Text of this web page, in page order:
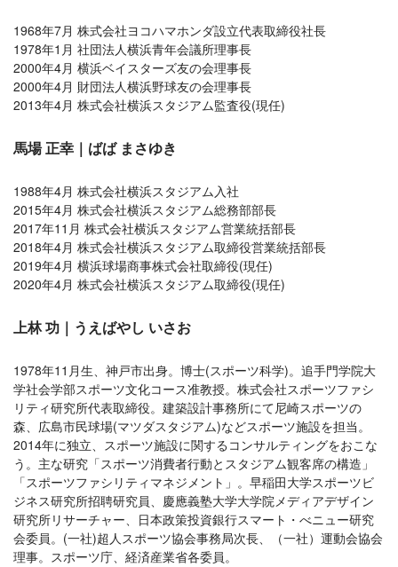
1968年7月 株式会社ヨコハマホンダ設立代表取締役社長
1978年1月 社団法人横浜青年会議所理事長
2000年4月 横浜ベイスターズ友の会理事長
2000年4月 財団法人横浜野球友の会理事長
2013年4月 株式会社横浜スタジアム監査役(現任)
馬場 正幸｜ばば まさゆき
1988年4月 株式会社横浜スタジアム入社
2015年4月 株式会社横浜スタジアム総務部部長
2017年11月 株式会社横浜スタジアム営業統括部長
2018年4月 株式会社横浜スタジアム取締役営業統括部長
2019年4月 横浜球場商事株式会社取締役(現任)
2020年4月 株式会社横浜スタジアム取締役(現任)
上林 功｜うえばやし いさお
1978年11月生、神戸市出身。博士(スポーツ科学)。追手門学院大
学社会学部スポーツ文化コース准教授。株式会社スポーツファシ
リティ研究所代表取締役。建築設計事務所にて尼崎スポーツの
森、広島市民球場(マツダスタジアム)などスポーツ施設を担当。
2014年に独立、スポーツ施設に関するコンサルティングをおこな
う。主な研究「スポーツ消費者行動とスタジアム観客席の構造」
「スポーツファシリティマネジメント」。早稲田大学スポーツビ
ジネス研究所招聘研究員、慶應義塾大学大学院メディアデザイン
研究所リサーチャー、日本政策投資銀行スマート・べニュー研究
会委員。(一社)超人スポーツ協会事務局次長、（一社）運動会協会
理事。スポーツ庁、経済産業省各委員。